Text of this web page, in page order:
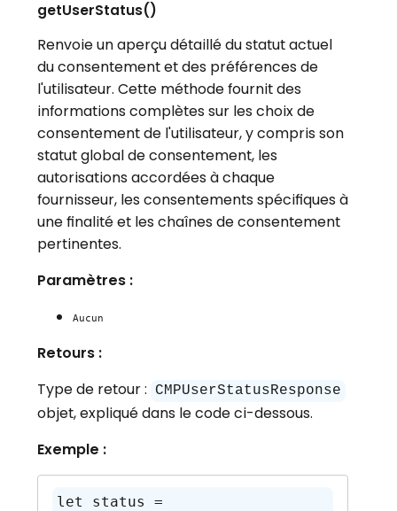
getUserStatus()
Renvoie un aperçu détaillé du statut actuel
du consentement et des préférences de
l'utilisateur. Cette méthode fournit des
informations complètes sur les choix de
consentement de l'utilisateur, y compris son
statut global de consentement, les
autorisations accordées à chaque
fournisseur, les consentements spécifiques à
une finalité et les chaînes de consentement
pertinentes.
Paramètres :
Aucun
Retours :
Type de retour :
CMPUserStatusResponse
objet, expliqué dans le code ci-dessous.
Exemple :
let status =